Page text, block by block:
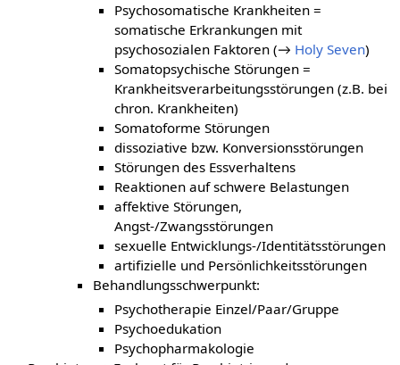
Psychosomatische Krankheiten =
somatische Erkrankungen mit
psychosozialen Faktoren (→ Holy Seven)
Somatopsychische Störungen =
Krankheitsverarbeitungsstörungen (z.B. bei
chron. Krankheiten)
Somatoforme Störungen
dissoziative bzw. Konversionsstörungen
Störungen des Essverhaltens
Reaktionen auf schwere Belastungen
affektive Störungen,
Angst-/Zwangsstörungen
sexuelle Entwicklungs-/Identitätsstörungen
artifizielle und Persönlichkeitsstörungen
Behandlungsschwerpunkt:
Psychotherapie Einzel/Paar/Gruppe
Psychoedukation
Psychopharmakologie